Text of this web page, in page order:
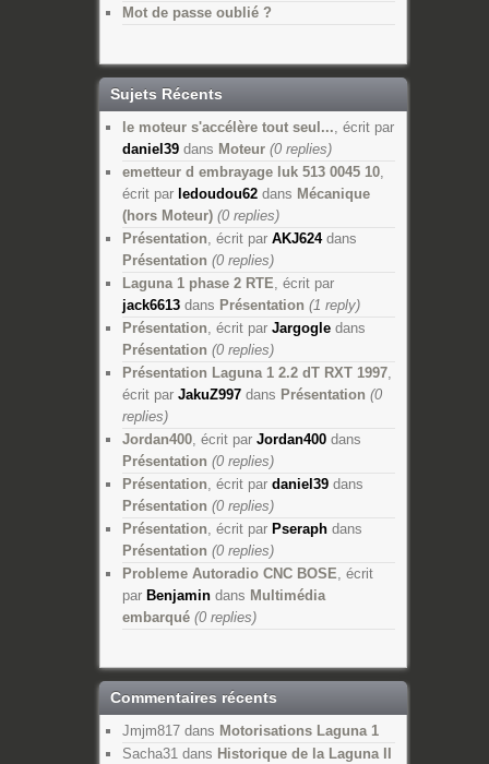
Mot de passe oublié ?
Sujets Récents
le moteur s'accélère tout seul... , écrit par
daniel39dans Moteur(0 replies)
emetteur d embrayage luk 513 0045 10,
écrit par ledoudou62dans Mécanique
(hors Moteur)(0 replies)
Présentation , écrit par AKJ624dans
Présentation (0 replies)
Laguna 1 phase 2 RTE , écrit par
jack6613dans Présentation (1 reply)
Présentation , écrit par Jargogledans
Présentation (0 replies)
Présentation Laguna 1 2.2 dT RXT 1997,
écrit par JakuZ997dans Présentation (0
replies)
Jordan400, écrit par Jordan400dans
Présentation (0 replies)
Présentation , écrit par daniel39dans
Présentation (0 replies)
Présentation , écrit par Pseraphdans
Présentation (0 replies)
Probleme Autoradio CNC BOSE , écrit
par Benjamindans Multimédia
embarqué(0 replies)
Commentaires récents
Jmjm817dans Motorisations Laguna 1
Sacha31dans Historique de la Laguna II